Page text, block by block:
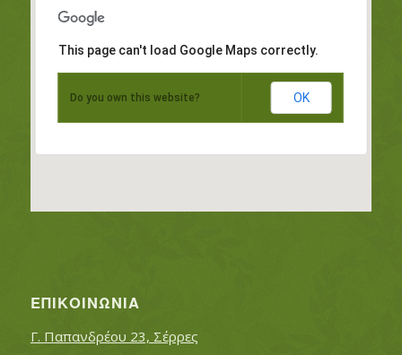
This page can't load Google Maps correctly.
Do you own this website? OK
ΕΠΙΚΟΙΝΩΝΊΑ
Γ. Παπανδρέου 23, Σέρρες